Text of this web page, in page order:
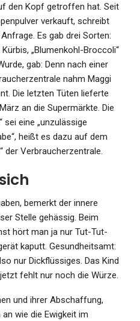
den Kopf getroffen hat. Seit
verkauft, schreibt
Es gab drei Sorten:
„Blumenkohl-Broccoli“
gab: Denn nach einer
nahm Maggi
Die letzten Tüten lieferte
an die Supermärkte. Die
sei eine „unzulässige
heißt es dazu auf dem
der Verbraucherzentrale.
bemerkt der innere
Stelle gehässig. Beim
hört man ja nur Tut-Tut-
kaputt. Gesundheitsamt:
nur Dickflüssiges. Das Kind
fehlt nur noch die Würze.
und ihrer Abschaffung,
wie die Ewigkeit im